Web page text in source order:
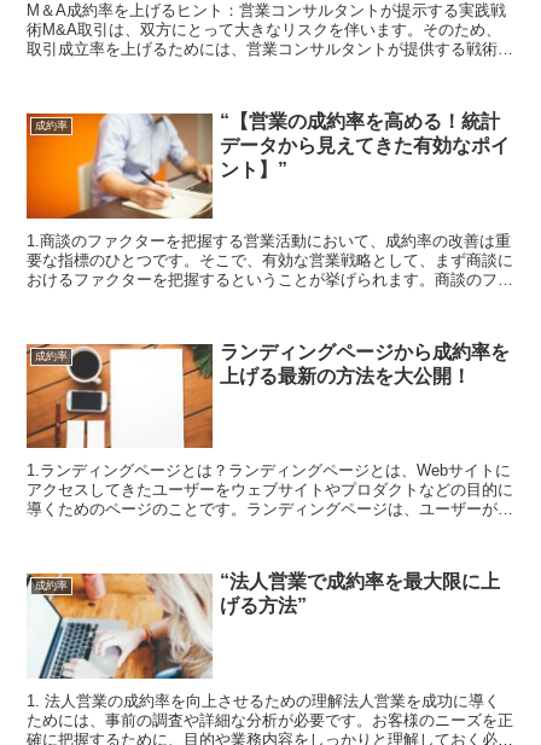
M＆A成約率を上げるヒント：営業コンサルタントが提示する実践戦
術M&A取引は、双方にとって大きなリスクを伴います。そのため、
取引成立率を上げるためには、営業コンサルタントが提供する戦術を
成約率
“【営業の成約率を高める！統計
データから見えてきた有効なポイ
ント】”
1.商談のファクターを把握する営業活動において、成約率の改善は重
要な指標のひとつです。そこで、有効な営業戦略として、まず商談に
おけるファクターを把握するということが挙げられます。商談のファ
成約率
ランディングページから成約率を
上げる最新の方法を大公開！
1.ランディングページとは？ランディングページとは、Webサイトに
アクセスしてきたユーザーをウェブサイトやプロダクトなどの目的に
導くためのページのことです。ランディングページは、ユーザーがウ
成約率
“法人営業で成約率を最大限に上
げる方法”
1. 法人営業の成約率を向上させるための理解法人営業を成功に導く
ためには、事前の調査や詳細な分析が必要です。お客様のニーズを正
確に把握するために、目的や業務内容をしっかりと理解しておく必要